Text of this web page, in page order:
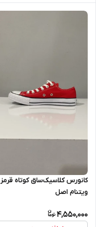
کانورس کلاسیک‌ساق کوتاه قرمز
ویتنام اصل
4,550,000